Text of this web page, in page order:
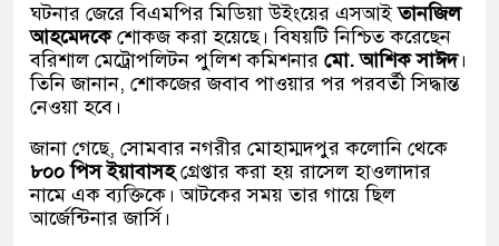
ঘটনার জেরে বিএমপির মিডিয়া উইংয়ের এসআইতানজিল
আহমেদকেশোকজ করা হয়েছে। বিষয়টি নিশ্চিত করেছেন
বরিশাল মেট্রোপলিটন পুলিশ কমিশনার মো. আশিক সাঈদ।
তিনি জানান, শোকজের জবাব পাওয়ার পর পরবর্তী সিদ্ধান্ত
নেওয়া হবে।
জানা গেছে, সোমবার নগরীর মোহাম্মদপুর কলোনি থেকে
৮০০ পিস ইয়াবাসহগ্রেপ্তার করা হয় রাসেল হাওলাদার
নামে এক ব্যক্তিকে। আটকের সময় তার গায়ে ছিল
আর্জেন্টিনার জার্সি।